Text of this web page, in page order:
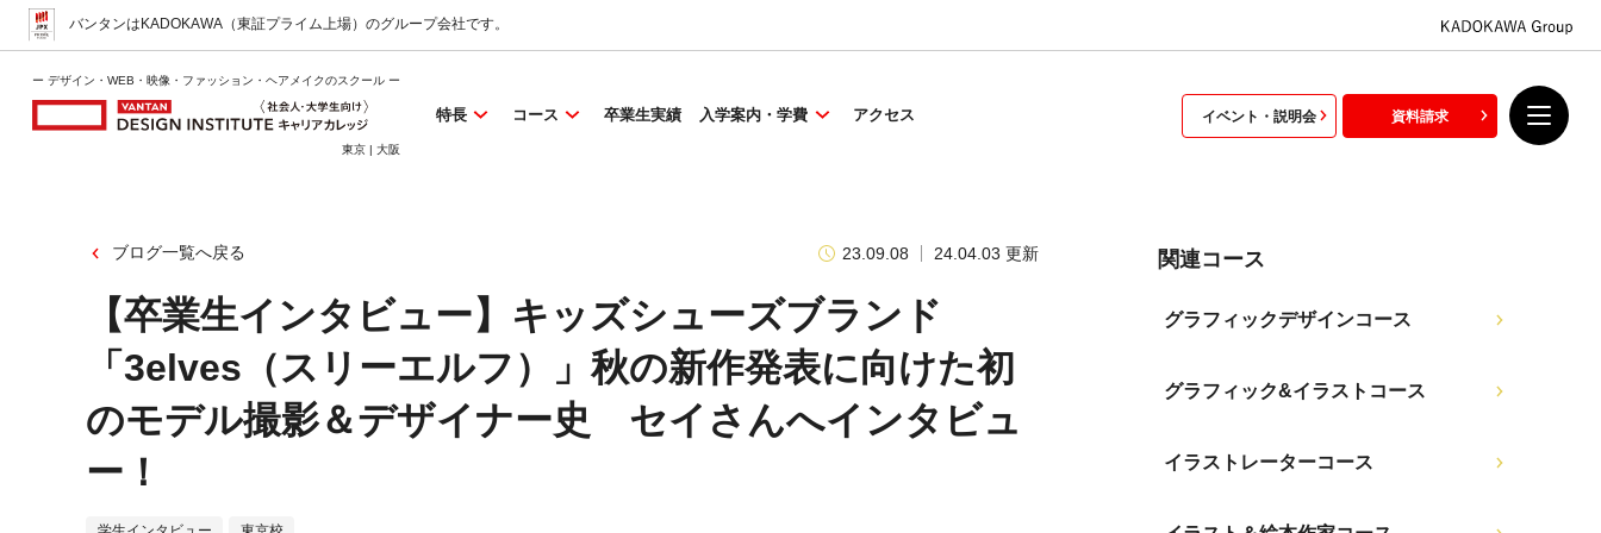
バンタンはKADOKAWA（東証プライム上場） のグループ会社です。
ー デザイン・WEB・映像・ファッション・ヘアメイクのスクール ー
東京 | 大阪
特長 コース 卒業生実績 入学案内・学費 アクセス イベント・説明会 資料請求
ブログ一覧へ戻る 23.09.08 24.04.03 更新
【卒業生インタビュー】キッズシューズブランド
「3elves（スリーエルフ）」秋の新作発表に向けた初
のモデル撮影＆デザイナー史 セイさんへインタビュ
ー！
関連コース
グラフィックデザインコース
グラフィック&イラストコース
イラストレーターコース